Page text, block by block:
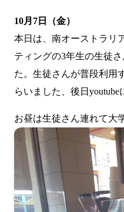
10月7日（金）
本日は、南オーストラリ
ティングの3年生の生徒
た。生徒さんが普段利用
らいました、後日youtube
お昼は生徒さん連れて大